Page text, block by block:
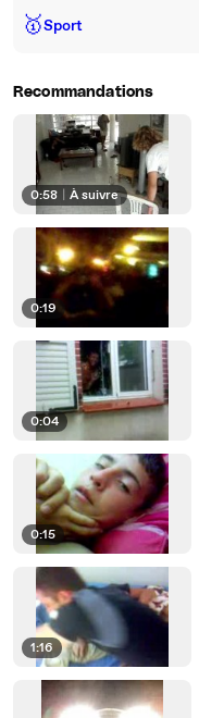
🥇Sport
Recommandations
0:58 À suivre
0:19
0:04
0:15
1:16